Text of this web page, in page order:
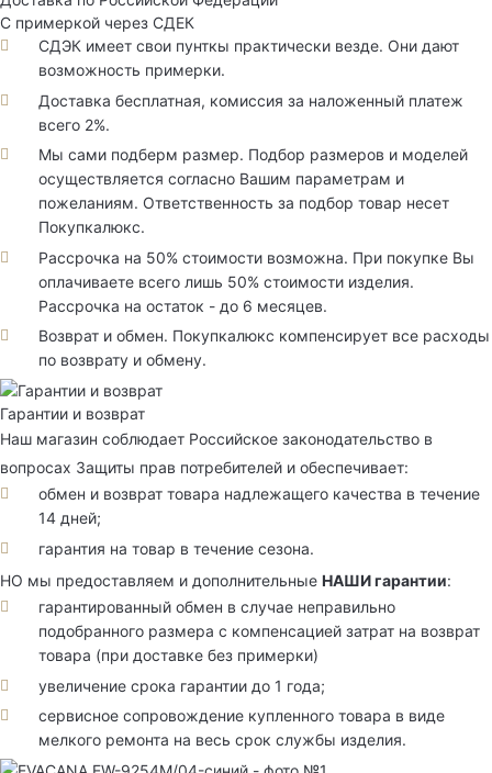
С примеркой через СДЕК
СДЭК имеет свои пунткы практически везде. Они дают
возможность примерки.
Доставка бесплатная, комиссия за наложенный платеж
всего 2%.
Мы сами подберм размер. Подбор размеров и моделей
осуществляется согласно Вашим параметрам и
пожеланиям. Ответственность за подбор товар несет
Покупкалюкс.
Рассрочка на 50% стоимости возможна. При покупке Вы
оплачиваете всего лишь 50% стоимости изделия.
Рассрочка на остаток - до 6 месяцев.
Возврат и обмен. Покупкалюкс компенсирует все расходы
по возврату и обмену.
Гарантии и возврат
Наш магазин соблюдает Российское законодательство в
вопросах Защиты прав потребителей и обеспечивает:
обмен и возврат товара надлежащего качества в течение
14 дней;
гарантия на товар в течение сезона.
НО мы предоставляем и дополнительные НАШИ гарантии:
гарантированный обмен в случае неправильно
подобранного размера с компенсацией затрат на возврат
товара (при доставке без примерки)
увеличение срока гарантии до 1 года;
сервисное сопровождение купленного товара в виде
мелкого ремонта на весь срок службы изделия.